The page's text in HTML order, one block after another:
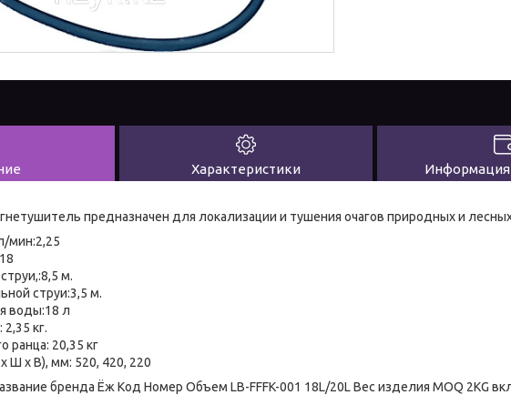
Характеристики Информация
предназначен для локализации и тушения очагов природных и
мин:2,25
м.
струи:3,5 м.
воды:18 л
2,35 кг.
ранца: 20,35 кг
Ш х В), мм: 520, 420, 220
бренда Ёж Код Номер Объем LB-FFFK-001 18L/20L Вес изделия MOQ 2KG